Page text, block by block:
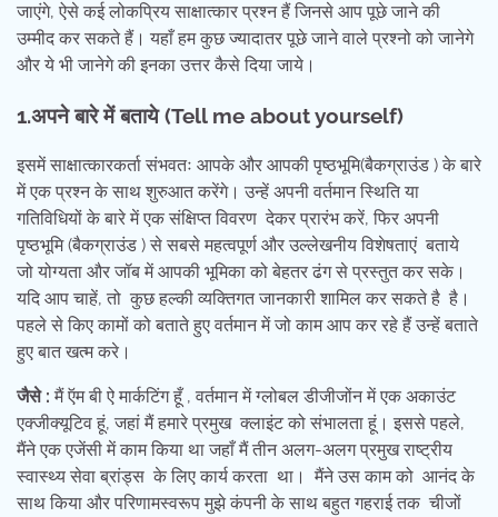
जाएंगे, ऐसे कई लोकप्रिय साक्षात्कार प्रश्न हैं जिनसे आप पूछे जाने की
उम्मीद कर सकते हैं। यहाँ हम कुछ ज्यादातर पूछे जाने वाले प्रश्नो को जानेगे
और ये भी जानेगे की इनका उत्तर कैसे दिया जाये।
1.अपने बारे में बताये (Tell me about yourself)
इसमें साक्षात्कारकर्ता संभवतः आपके और आपकी पृष्ठभूमि(बैकग्राउंड ) के बारे
में एक प्रश्न के साथ शुरुआत करेंगे। उन्हें अपनी वर्तमान स्थिति या
गतिविधियों के बारे में एक संक्षिप्त विवरण देकर प्रारंभ करें, फिर अपनी
पृष्ठभूमि (बैकग्राउंड ) से सबसे महत्वपूर्ण और उल्लेखनीय विशेषताएं बताये
जो योग्यता और जॉब में आपकी भूमिका को बेहतर ढंग से प्रस्तुत कर सके।
यदि आप चाहें, तो कुछ हल्की व्यक्तिगत जानकारी शामिल कर सकते है है।
पहले से किए कामों को बताते हुए वर्तमान में जो काम आप कर रहे हैं उन्हें बताते
हुए बात खत्म करे।
जैसे : मैं ऍम बी ऐ मार्कटिंग हूँ , वर्तमान में ग्लोबल डीजीजोंन में एक अकाउंट
एक्जीक्यूटिव हूं, जहां मैं हमारे प्रमुख क्लाइंट को संभालता हूं। इससे पहले,
मैंने एक एजेंसी में काम किया था जहाँ मैं तीन अलग-अलग प्रमुख राष्ट्रीय
स्वास्थ्य सेवा ब्रांड्स के लिए कार्य करता था। मैंने उस काम को आनंद के
साथ किया और परिणामस्वरूप मुझे कंपनी के साथ बहुत गहराई तक चीजों